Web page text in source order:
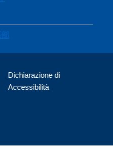
Dichiarazione di
Accessibilità